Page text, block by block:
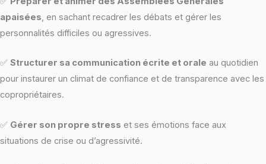
apaisées, en sachant recadrer les débats et gérer les
personnalités difficiles ou agressives.
✅ Structurer sa communication écrite et orale au quotidien
pour instaurer un climat de confiance et de transparence avec les
copropriétaires.
✅ Gérer son propre stress et ses émotions face aux
situations de crise ou d’agressivité.